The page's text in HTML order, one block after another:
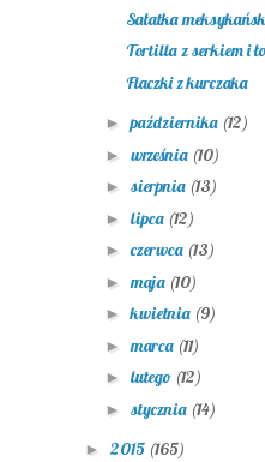
Sałatka
Tortilla z serkiem i
Flaczki z kurczaka
►października (12)
► września (10)
► sierpnia (13)
► lipca (12)
►czerwca (13)
► maja (10)
►kwietnia (9)
► marca (11)
► lutego (12)
► stycznia (14)
► 2015 (165)